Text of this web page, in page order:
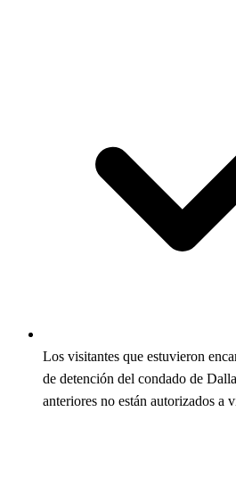
Los visitantes que estuvieron
de detención del condado de
anteriores no están autorizados a